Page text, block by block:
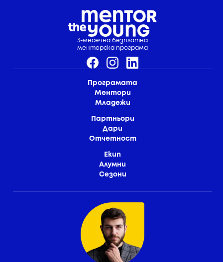
3-месечна безплатна
менторска програма
Програмата
Ментори
Младежи
Партньори
Дари
Отчетност
Екип
Алумни
Сезони